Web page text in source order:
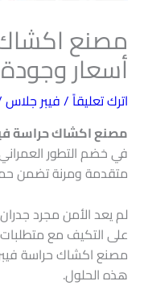
مصنع
أسعار
اترك تعليقاً/فيبر جلاس
مصنع اكشاك حراسة
في خضم التطور
متقدمة ومرنة تضمن
لم يعد الأمن مجرد
على التكيف مع متطلبات
مصنع اكشاك حراسة
هذه الحلول.